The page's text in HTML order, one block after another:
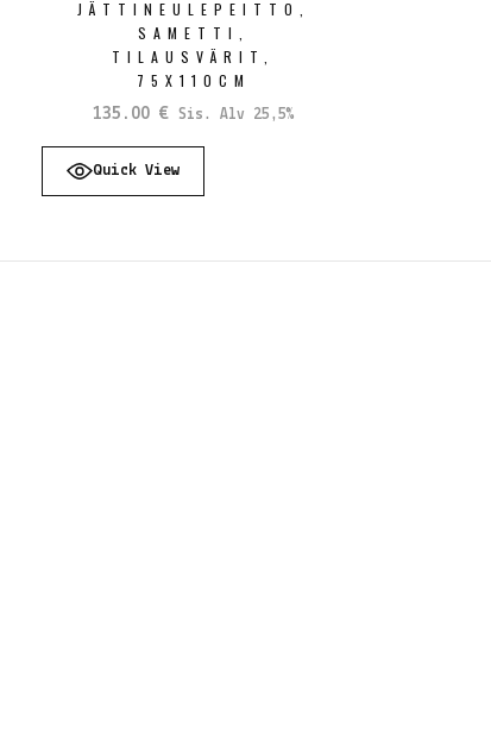
JÄTTINEULEPEITTO,
SAMETTI,
TILAUSVÄRIT,
75X110CM
135.00€ Sis. Alv 25,5%
Quick View